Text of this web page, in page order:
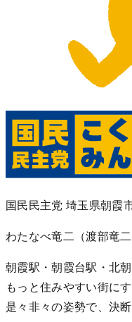
国民民主党 埼玉県朝霞
わたなべ竜二 （渡部竜二
朝霞駅・朝霞台駅・北
もっと住みやすい街にす
是々非々の姿勢で、決